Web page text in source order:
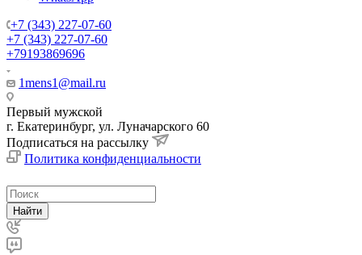
+7 (343) 227-07-60
+7 (343) 227-07-60
+79193869696
1mens1@mail.ru
Первый мужской
г. Екатеринбург, ул. Луначарского 60
Подписаться на рассылку
Политика конфиденциальности
Найти